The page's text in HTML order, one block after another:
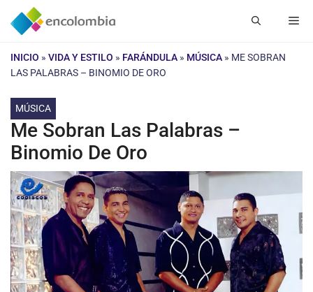
Saltar
INICIO » VIDA Y ESTILO » FARÁNDULA » MÚSICA » ME SOBRAN
LAS PALABRAS – BINOMIO DE ORO
MÚSICA
Me Sobran Las Palabras –
Binomio De Oro